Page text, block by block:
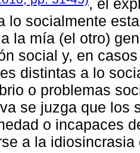
, él
lo socialmente
la mía (el otro)
social y, en
distintas a lo
o problemas
se juzga que los
o incapaces
a la